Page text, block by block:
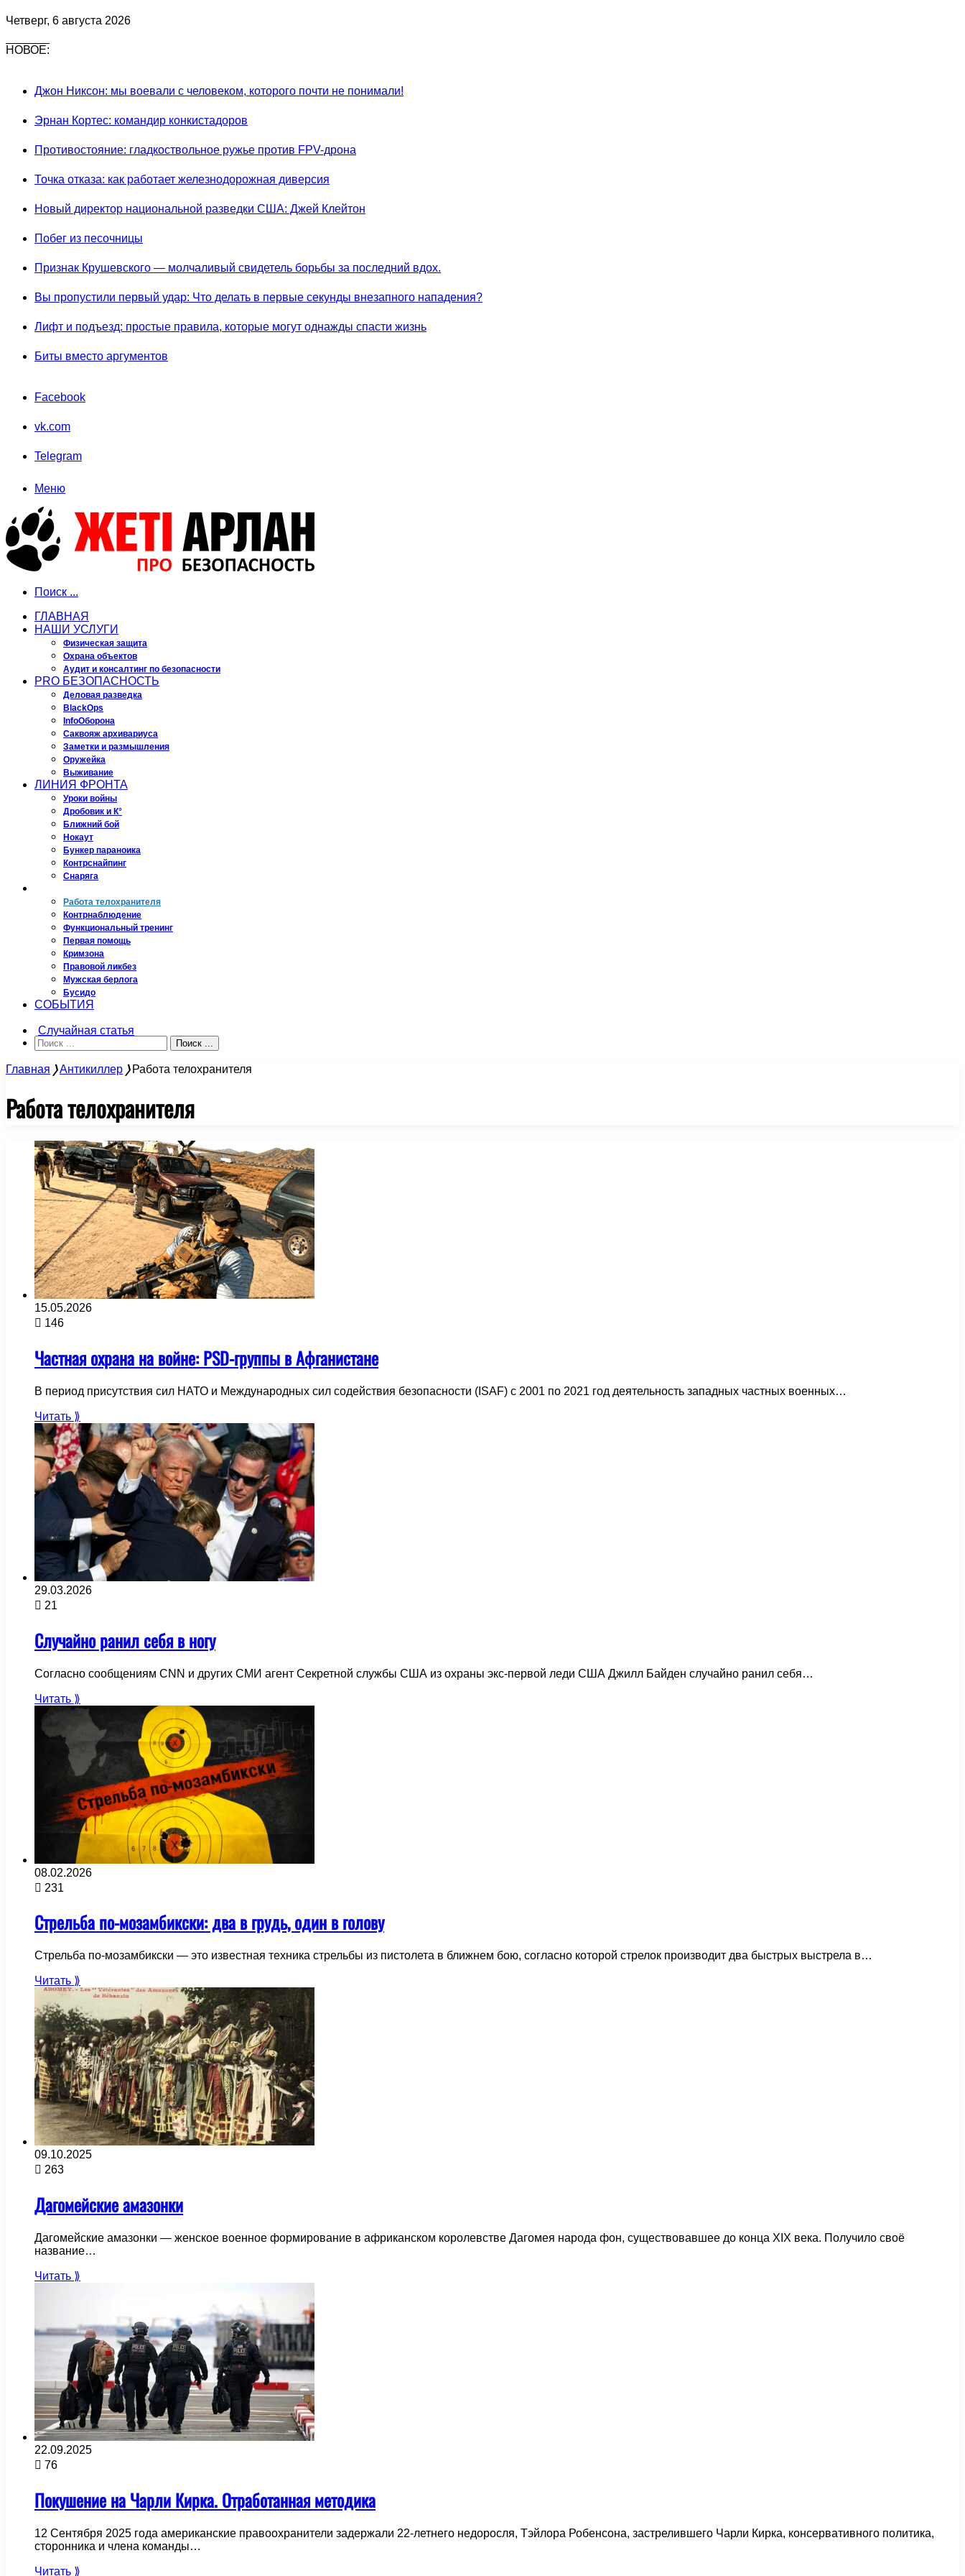
Четверг, 6 августа 2026
НОВОЕ:
Джон Никсон: мы воевали с человеком, которого почти не понимали!
Эрнан Кортес: командир конкистадоров
Противостояние: гладкоствольное ружье против FPV-дрона
Точка отказа: как работает железнодорожная диверсия
Новый директор национальной разведки США: Джей Клейтон
Побег из песочницы
Признак Крушевского — молчаливый свидетель борьбы за последний вдох.
Вы пропустили первый удар: Что делать в первые секунды внезапного нападения?
Лифт и подъезд: простые правила, которые могут однажды спасти жизнь
Биты вместо аргументов
Facebook
vk.com
Telegram
Меню
Поиск ...
ГЛАВНАЯ
НАШИ УСЛУГИ
Физическая защита
Охрана объектов
Аудит и консалтинг по безопасности
PRO БЕЗОПАСНОСТЬ
Деловая разведка
BlackOps
InfoОборона
Саквояж архивариуса
Заметки и размышления
Оружейка
Выживание
ЛИНИЯ ФРОНТА
Уроки войны
Дробовик и К°
Ближний бой
Нокаут
Бункер параноика
Контрснайпинг
Снаряга
Работа телохранителя
Контрнаблюдение
Функциональный тренинг
Первая помощь
Кримзона
Правовой ликбез
Мужская берлога
Бусидо
СОБЫТИЯ
Случайная статья
Поиск ...
Главная ❭Антикиллер ❭ Работа телохранителя
Работа телохранителя
15.05.2026
146
Частная охрана на войне: PSD-группы в Афганистане
В период присутствия сил НАТО и Международных сил содействия безопасности (ISAF) с 2001 по 2021 год деятельность западных частных военных…
Читать ⟫
29.03.2026
21
Случайно ранил себя в ногу
Согласно сообщениям CNN и других СМИ агент Секретной службы США из охраны экс-первой леди США Джилл Байден случайно ранил себя…
Читать ⟫
08.02.2026
231
Стрельба по-мозамбикски: два в грудь, один в голову
Стрельба по-мозамбикски — это известная техника стрельбы из пистолета в ближнем бою, согласно которой стрелок производит два быстрых выстрела в…
Читать ⟫
09.10.2025
263
Дагомейские амазонки
Дагомейские амазонки — женское военное формирование в африканском королевстве Дагомея народа фон, существовавшее до конца XIX века. Получило своё
название…
Читать ⟫
22.09.2025
76
Покушение на Чарли Кирка. Отработанная методика
12 Сентября 2025 года американские правоохранители задержали 22-летнего недоросля, Тэйлора Робенсона, застрелившего Чарли Кирка, консервативного политика,
сторонника и члена команды…
Читать ⟫